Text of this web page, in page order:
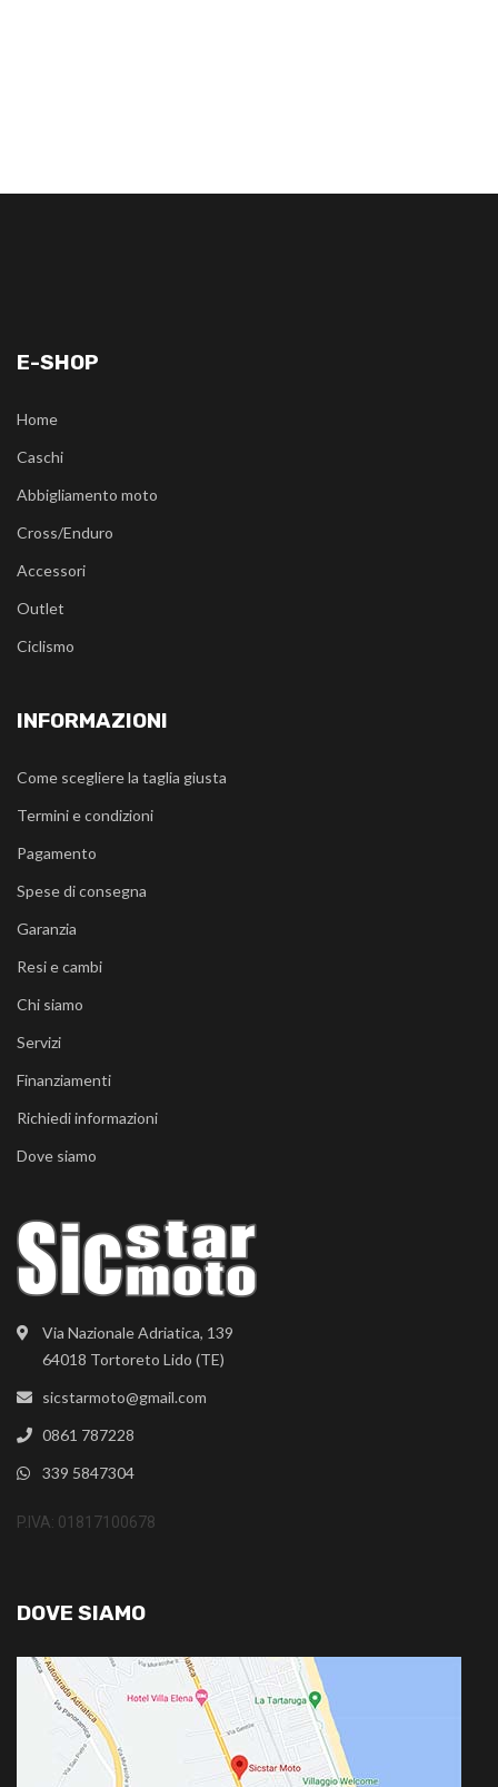
Via Nazionale Adriatica, 139
64018 Tortoreto Lido (TE)
sicstarmoto@gmail.com
0861 787228
339 5847304
P.IVA: 01817100678
E-SHOP
Home
Caschi
Abbigliamento moto
Cross/Enduro
Accessori
Outlet
Ciclismo
INFORMAZIONI
Come scegliere la taglia giusta
Termini e condizioni
Pagamento
Spese di consegna
Garanzia
Resi e cambi
Chi siamo
Servizi
Finanziamenti
Richiedi informazioni
Dove siamo
DOVE SIAMO